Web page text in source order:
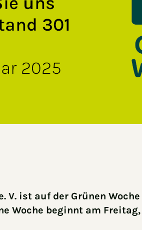
V. ist auf der Grünen
Woche beginnt am